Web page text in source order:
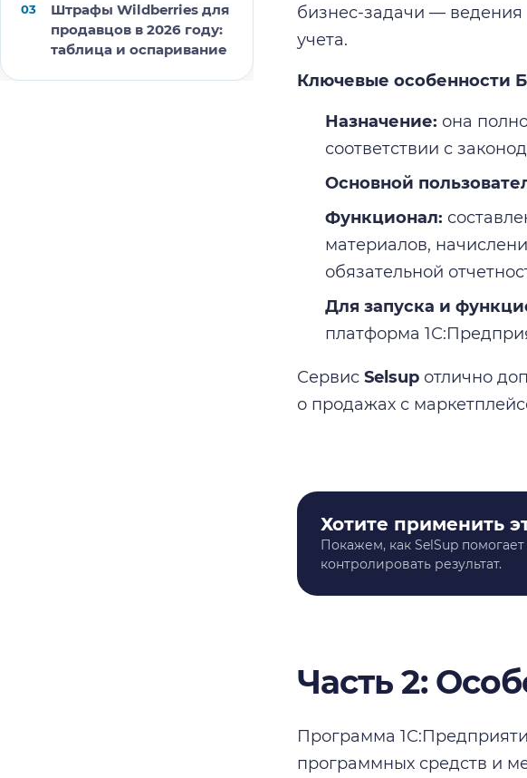
Штрафы Wildberries для
продавцов в 2026 году:
таблица и оспаривание
бизнес-задачи — ведения
учета.
Ключевые особенности
Назначение: она
соответствии с
Основной
Функционал:
материалов,
обязательной
Для запуска и
платформа
Сервис Selsup отлично
о продажах с
Хотите применить
Покажем, как SelSup
контролировать результат.
Часть 2:
Программа
программных средств и